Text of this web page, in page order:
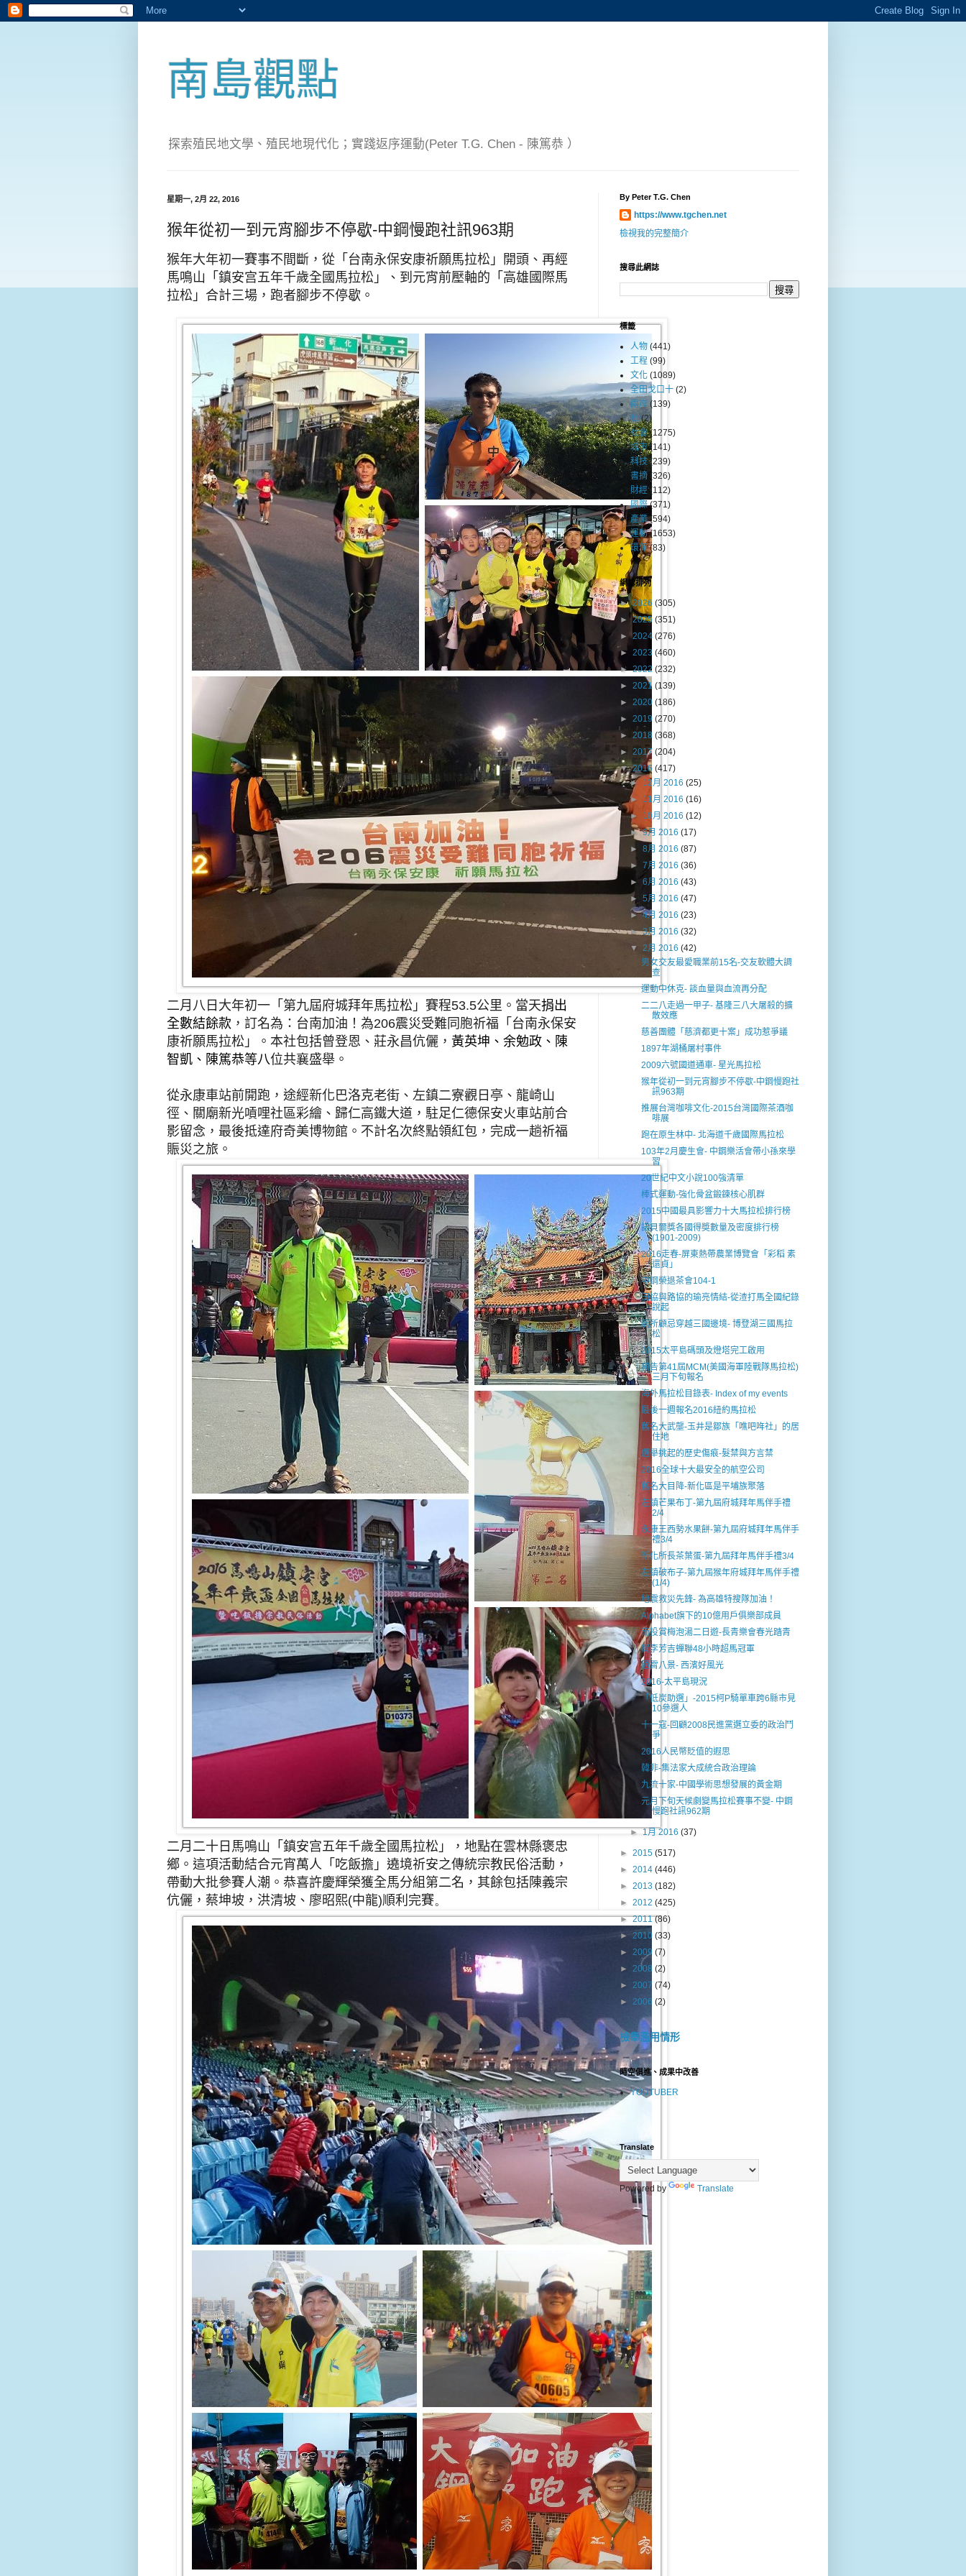
南島觀點
探索殖民地文學、殖民地現代化；實踐返序運動(Peter T.G. Chen - 陳篤恭 ）
星期一, 2月 22, 2016
猴年從初一到元宵腳步不停歇-中鋼慢跑社訊963期
猴年大年初一賽事不間斷，從「台南永保安康祈願馬拉松」開頭、再經
馬鳴山「鎮安宫五年千歲全國馬拉松」、到元宵前壓軸的「高雄國際馬
拉松」合計三場，跑者腳步不停歇。
二月八日大年初一「第九屆府城拜年馬拉松」賽程53.5公里。當天捐出
全數結餘款 ， 訂名為 ： 台南加油！為206震災受難同胞祈福「台南永保安
康祈願馬拉松」。本社包括曾登恩、 莊永昌伉儷， 黃英坤、 余勉政、陳
智凱 、陳篤恭等八位共襄盛舉。
從永康車站前 開跑， 途經新化巴洛克老街、左鎮二寮觀日亭、龍崎山
徑、關廟新光嗊哩社區彩繪、歸仁高鐵大道，駐足仁德保安火車站前合
影留念，最後抵達府奇美博物館。 不計名次終點領紅包 ， 完成一趟祈福
賑災之旅。
二月二十日馬鳴山「鎮安宫五年千歲全國馬拉松」 ， 地點在雲林縣褒忠
鄉。 這項活動結合元宵萬人「吃飯擔」遶境祈安之傳統宗教民俗活動，
帶動大批參賽人潮 。 恭喜許慶輝榮獲全馬分組第二名 ， 其餘包括陳義宗
伉儷，蔡坤坡，洪清坡 、 廖昭熙(中龍)順利完賽。
By Peter T.G. Chen
https://www.tgchen.net
檢視我的完整簡介
搜尋此網誌
標籤
人物 (441)
工程 (99)
文化 (1089)
全田戈口十 (2)
兩岸 (139)
社 (2)
社會 (1275)
城巿 (141)
科技 (239)
書摘 (326)
財經 (112)
國際 (371)
產業 (594)
運動 (1653)
環保 (83)
網誌排列
►2026 (305)
►2025 (351)
►2024 (276)
► 2023 (460)
►2022 (232)
► 2021 (139)
► 2020 (186)
► 2019 (270)
► 2018 (368)
► 2017 (204)
▼2016 (417)
► 12月 2016(25)
► 11月 2016(16)
► 10月 2016(12)
►9月 2016(17)
►8月 2016(87)
►7月 2016(36)
►6月 2016(43)
►5月 2016(47)
►4月 2016(23)
►3月 2016(32)
▼2月 2016(42)
男女交友最愛職業前15名-交友軟體大調
查
運動中休克- 談血量與血流再分配
二二八走過一甲子- 基隆三八大屠殺的擴
散效應
慈善團體「慈濟都更十案」成功惹爭議
1897年湖桶屠村事件
2009六號國道通車- 星光馬拉松
猴年從初一到元宵腳步不停歇-中鋼慢跑社
訊963期
推展台灣咖啡文化-2015台灣國際茶酒咖
啡展
跑在原生林中- 北海道千歲國際馬拉松
103年2月慶生會- 中鋼樂活會帶小孫來學
習
20世紀中文小說100強清單
棒式運動-強化骨盆鍛鍊核心肌群
2015中國最具影響力十大馬拉松排行榜
諾貝爾獎各國得奬數量及密度排行榜
(1901-2009)
2016走春-屏東熱帶農業博覽會「彩稻 素
還貞」
中鋼榮退茶會104-1
田協與路協的瑜亮情結-從渣打馬全國紀錄
說起
無所顧忌穿越三國邊境- 博登湖三國馬拉
松
2015太平島碼頭及燈塔完工啟用
預告第41屆MCM(美國海軍陸戰隊馬拉松)
三月下旬報名
海外馬拉松目錄表- Index of my events
最後一週報名2016紐約馬拉松
舊名大武壟-玉井是鄒族「噍吧哖社」的居
住地
選舉挑起的歷史傷痕-髮禁與方言禁
2016全球十大最安全的航空公司
舊名大目降-新化區是平埔族聚落
左鎮芒果布丁-第九屆府城拜年馬伴手禮
2/4
永康王西勢水果餅-第九屆府城拜年馬伴手
禮3/4
新化所長茶葉蛋-第九屆拜年馬伴手禮3/4
左鎮破布子-第九屆猴年府城拜年馬伴手禮
(1/4)
地震救災先鋒- 為高雄特搜隊加油！
Alphabet旗下的10億用戶俱樂部成員
南投賞梅泡湯二日遊-長青樂會春光踏青
賀李芳吉蟬聯48小時超馬冠軍
通霄八景- 西濱好風光
2016-太平島現況
「低炭助選」-2015柯P騎單車跨6縣市見
10參選人
十一寇-回顧2008民進黨選立委的政治鬥
爭
2016人民幣貶值的遐思
韓非-集法家大成統合政治理論
九流十家-中國學術思想發展的黃金期
元月下旬天候劇變馬拉松賽事不變- 中鋼
慢跑社訊962期
►1月 2016(37)
► 2015 (517)
► 2014 (446)
► 2013 (182)
► 2012 (425)
►2011(86)
► 2010 (33)
► 2009 (7)
► 2008 (2)
► 2007 (74)
► 2006 (2)
檢舉濫用情形
時空俱進、成果中改善
YOUTUBER
Translate
Powered by Translate